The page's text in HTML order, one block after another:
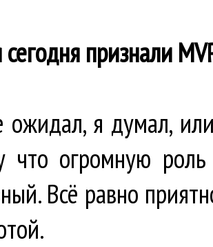
признали
я думал,
что огромную
Всё равно